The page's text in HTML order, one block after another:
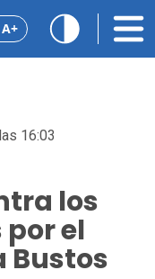
A+
16:03
los
el
Bustos